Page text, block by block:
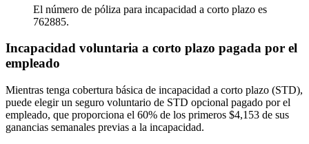
El número de póliza para incapacidad a corto plazo es
762885.
Incapacidad voluntaria a corto plazo pagada por el
empleado
Mientras tenga cobertura básica de incapacidad a corto plazo (STD),
puede elegir un seguro voluntario de STD opcional pagado por el
empleado, que proporciona el 60% de los primeros $4,153 de sus
ganancias semanales previas a la incapacidad.